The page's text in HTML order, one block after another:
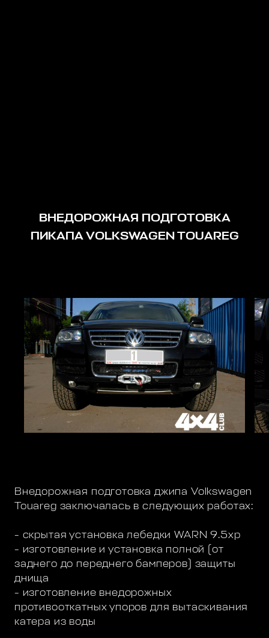
ВНЕДОРОЖНАЯ ПОДГОТОВКА
ПИКАПА VOLKSWAGEN TOUAREG
Внедорожная подготовка джипа Volkswagen
Touareg заключалась в следующих работах:
- скрытая установка лебедки WARN 9.5xp
- изготовление и установка полной (от
заднего до переднего бамперов) защиты
днища
- изготовление внедорожных
противооткатных упоров для вытаскивания
катера из воды